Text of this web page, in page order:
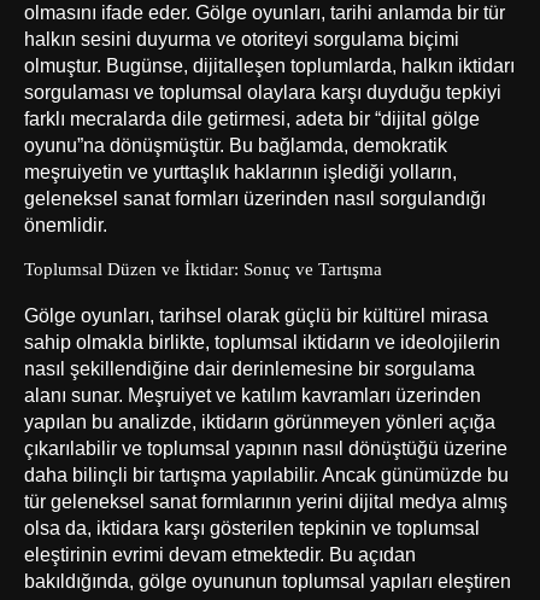
olmasını ifade eder. Gölge oyunları, tarihi anlamda bir tür
halkın sesini duyurma ve otoriteyi sorgulama biçimi
olmuştur. Bugünse, dijitalleşen toplumlarda, halkın iktidarı
sorgulaması ve toplumsal olaylara karşı duyduğu tepkiyi
farklı mecralarda dile getirmesi, adeta bir “dijital gölge
oyunu”na dönüşmüştür. Bu bağlamda, demokratik
meşruiyetin ve yurttaşlık haklarının işlediği yolların,
geleneksel sanat formları üzerinden nasıl sorgulandığı
önemlidir.
Toplumsal Düzen ve İktidar: Sonuç ve Tartışma
Gölge oyunları, tarihsel olarak güçlü bir kültürel mirasa
sahip olmakla birlikte, toplumsal iktidarın ve ideolojilerin
nasıl şekillendiğine dair derinlemesine bir sorgulama
alanı sunar. Meşruiyet ve katılım kavramları üzerinden
yapılan bu analizde, iktidarın görünmeyen yönleri açığa
çıkarılabilir ve toplumsal yapının nasıl dönüştüğü üzerine
daha bilinçli bir tartışma yapılabilir. Ancak günümüzde bu
tür geleneksel sanat formlarının yerini dijital medya almış
olsa da, iktidara karşı gösterilen tepkinin ve toplumsal
eleştirinin evrimi devam etmektedir. Bu açıdan
bakıldığında, gölge oyununun toplumsal yapıları eleştiren